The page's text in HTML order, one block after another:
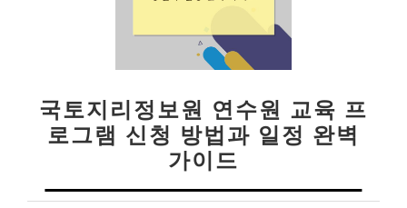
국토지리정보원 연수원 교육 프
로그램 신청 방법과 일정 완벽
가이드